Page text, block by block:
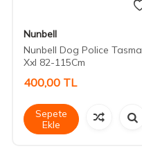
Nunbell
Nunbell Dog Police Tasma
Xxl 82-115Cm
400,00 TL
Sepete
Ekle